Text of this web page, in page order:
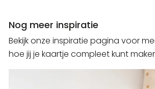
Nog meer inspiratie
Bekijk onze inspiratie pagina voor
hoe jij je kaartje compleet kunt